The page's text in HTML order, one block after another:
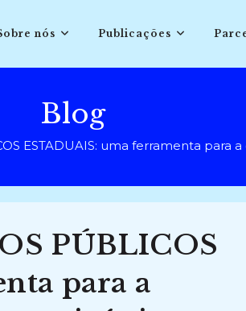
nós Publicações
Blog
ESTADUAIS: uma ferramenta para
PÚBLICOS
para a